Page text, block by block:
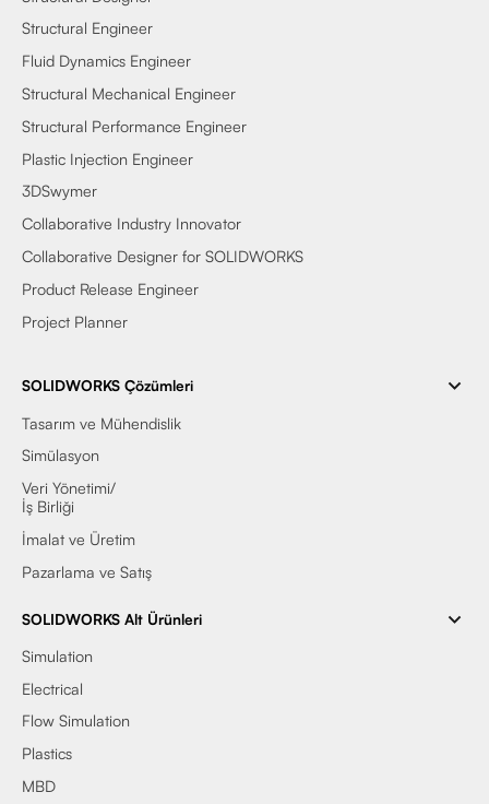
Structural Engineer
Fluid Dynamics Engineer
Structural Mechanical Engineer
Structural Performance Engineer
Plastic Injection Engineer
3DSwymer
Collaborative Industry Innovator
Collaborative Designer for SOLIDWORKS
Product Release Engineer
Project Planner
SOLIDWORKS Çözümleri
Tasarım ve Mühendislik
Simülasyon
Veri Yönetimi/
İş Birliği
İmalat ve Üretim
Pazarlama ve Satış
SOLIDWORKS Alt Ürünleri
Simulation
Electrical
Flow Simulation
Plastics
MBD